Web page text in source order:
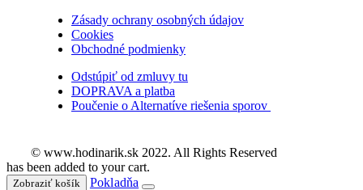
Zásady ochrany osobných údajov
Cookies
Obchodné podmienky
Odstúpiť od zmluvy tu
DOPRAVA a platba
Poučenie o Alternatíve riešenia sporov
© www.hodinarik.sk 2022. All Rights Reserved
has been added to your cart.
Zobraziť košík Pokladňa